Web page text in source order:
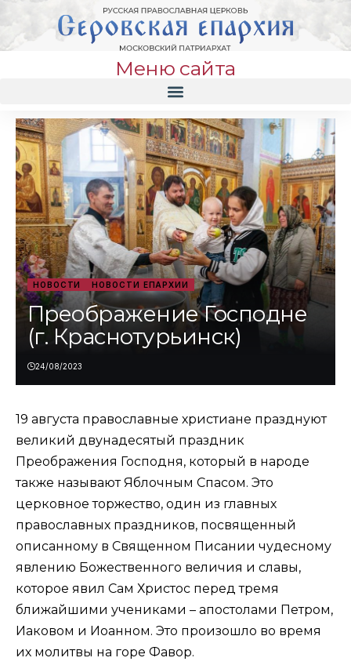
Меню сайта
НОВОСТИ НОВОСТИ ЕПАРХИИ
Преображение Господне
(г. Краснотурьинск)
24/08/2023
19 августа православные христиане празднуют
великий двунадесятый праздник
Преображения Господня, который в народе
также называют Яблочным Спасом. Это
церковное торжество, один из главных
православных праздников, посвященный
описанному в Священном Писании чудесному
явлению Божественного величия и славы,
которое явил Сам Христос перед тремя
ближайшими учениками – апостолами Петром,
Иаковом и Иоанном. Это произошло во время
их молитвы на горе Фавор.